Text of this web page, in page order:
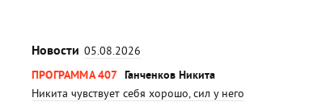
Новости 05.08.2026
ПРОГРАММА 407 Ганченков Никита
Никита чувствует себя хорошо, сил у него